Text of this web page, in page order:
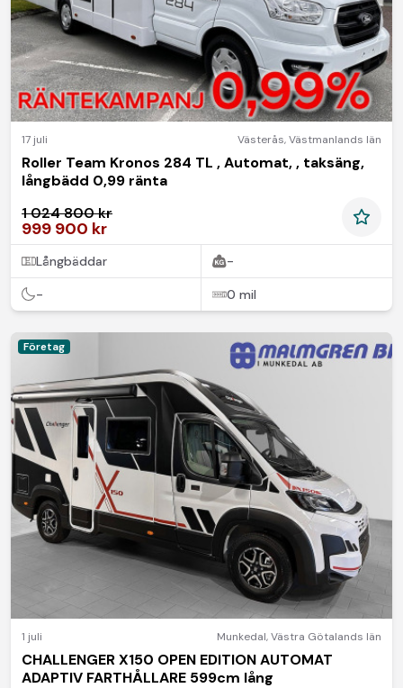
17 juli Västerås,Västmanlands län
Roller Team Kronos 284 TL , Automat, , taksäng,
långbädd 0,99 ränta
1 024 800 kr
999 900 kr
Långbäddar -
- 0 mil
Företag
1 juli Munkedal,Västra Götalands län
CHALLENGER X150 OPEN EDITION AUTOMAT
ADAPTIV FARTHÅLLARE 599cm lång